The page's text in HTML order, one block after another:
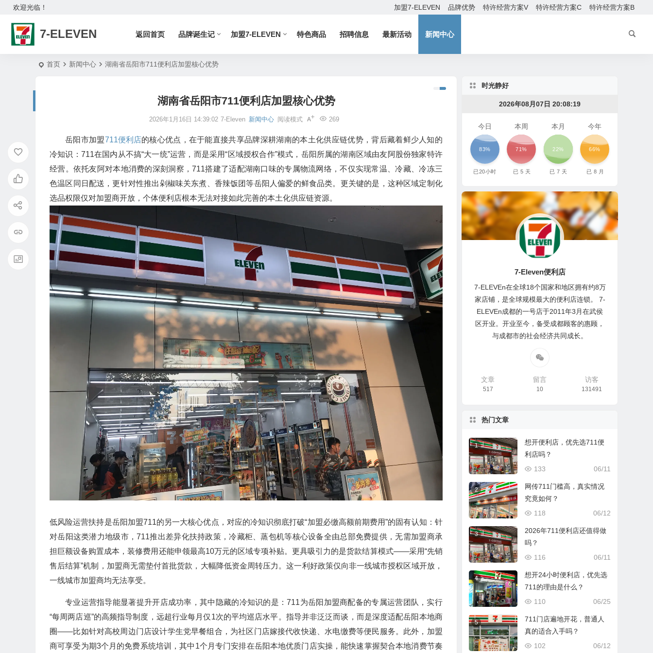
欢迎光临！ 加盟7-ELEVEN 品牌优势 特许经营方案V 特许经营方案C 特许经营方案B
7-ELEVEN 返回首页 品牌诞生记 加盟7-ELEVEN 特色商品 招聘信息 最新活动 新闻中心
首页 新闻中心 湖南省岳阳市711便利店加盟核心优势
湖南省岳阳市711便利店加盟核心优势
2026年1月16日 14:39:02 7-Eleven 新闻中心 269
阅读模式
岳阳市加盟711便利店的核心优点，在于能直接共享品牌深耕湖南的本土化供应链优势，背后藏着鲜少人知的
冷知识：711在国内从不搞“大一统”运营，而是采用“区域授权合作”模式，岳阳所属的湖南区域由友阿股份独家特许
经营。依托友阿对本地消费的深刻洞察，711搭建了适配湖南口味的专属物流网络，不仅实现常温、冷藏、冷冻三
色温区同日配送，更针对性推出剁椒味关东煮、香辣饭团等岳阳人偏爱的鲜食品类。更关键的是，这种区域定制化
选品权限仅对加盟商开放，个体便利店根本无法对接如此完善的本土化供应链资源。
低风险运营扶持是岳阳加盟711的另一大核心优点，对应的冷知识彻底打破“加盟必缴高额前期费用”的固有认知：针
对岳阳这类潜力地级市，711推出差异化扶持政策，冷藏柜、蒸包机等核心设备全由总部免费提供，无需加盟商承
担巨额设备购置成本，装修费用还能申领最高10万元的区域专项补贴。更具吸引力的是货款结算模式——采用“先销
售后结算”机制，加盟商无需垫付首批货款，大幅降低资金周转压力。这一利好政策仅向非一线城市授权区域开放，
一线城市加盟商均无法享受。
专业运营指导能显著提升开店成功率，其中隐藏的冷知识的是：711为岳阳加盟商配备的专属运营团队，实行
“每周两店巡”的高频指导制度，远超行业每月仅1次的平均巡店水平。指导并非泛泛而谈，而是深度适配岳阳本地商
圈——比如针对高校周边门店设计学生党早餐组合，为社区门店嫁接代收快递、水电缴费等便民服务。此外，加盟
商可享受为期3个月的免费系统培训，其中1个月专门安排在岳阳本地优质门店实操，能快速掌握契合本地消费节奏
时光静好
2026年08月07日 20:08:21
今日
83%
已20小时
本周
71%
已 5 天
本月
22%
已 7 天
今年
66%
已 8 月
7-Eleven便利店
7-ELEVEn在全球18个国家和地区拥有约8万
家店铺，是全球规模最大的便利店连锁。 7-
ELEVEn成都的一号店于2011年3月在武侯
区开业。开业至今，备受成都顾客的惠顾，
与成都市的社会经济共同成长。
文章
517
留言
10
访客
131491
热门文章
1
想开便利店，优先选711便
利店吗？
06/11
133
2
网传711门槛高，真实情况
究竟如何？
06/12
118
3
2026年711便利店还值得做
吗？
06/11
116
4
想开24小时便利店，优先选
711的理由是什么？
06/25
110
5
711门店遍地开花，普通人
真的适合入手吗？
06/12
102